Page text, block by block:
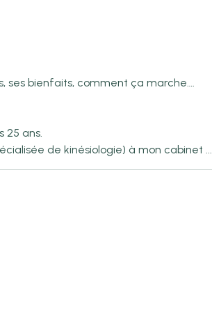
ses bienfaits, comment ça marche….
25 ans.
de kinésiologie) à mon cabinet ...